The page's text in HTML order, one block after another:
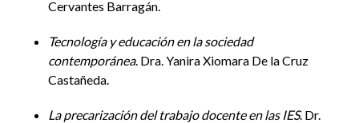
Cervantes Barragán.
Tecnología y educación en la sociedad
contemporánea. Dra. Yanira Xiomara De la Cruz
Castañeda.
La precarización del trabajo docente en las IES. Dr.